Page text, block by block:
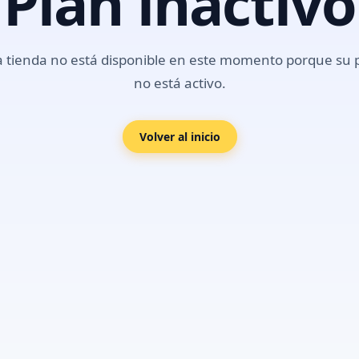
tienda no está disponible en este momento porque su
no está activo.
Volver al inicio